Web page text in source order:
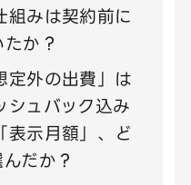
組みは契約前に
か？
定外の出費」は
シュバック込み
表示月額」、ど
だか？